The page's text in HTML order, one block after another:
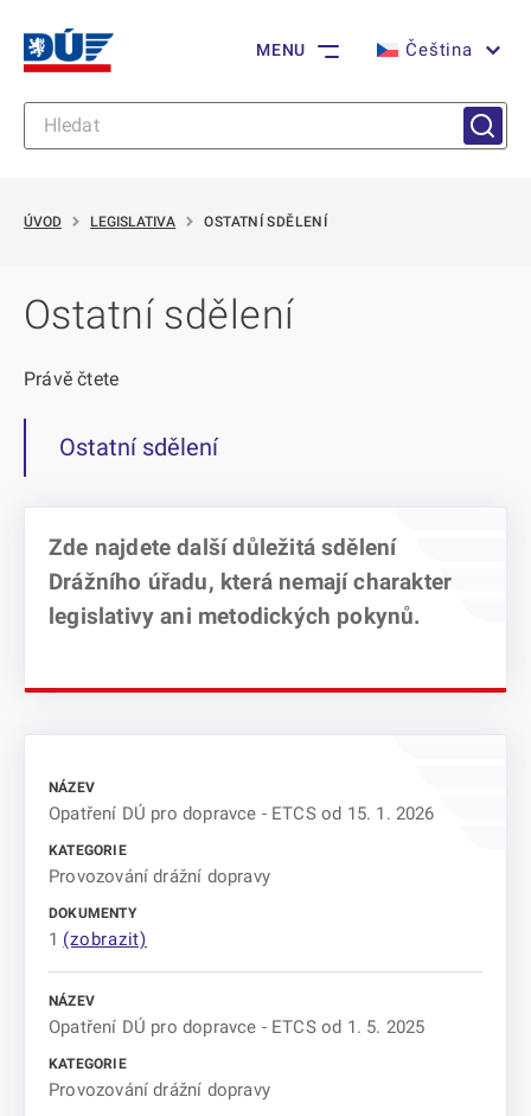
MENU Čeština
ÚVOD LEGISLATIVA OSTATNÍ SDĚLENÍ
Ostatní sdělení
Zde najdete další důležitá sdělení
Drážního úřadu, která nemají charakter
legislativy ani metodických pokynů.
Opatření DÚ pro dopravce - ETCS od 15. 1. 2026
Provozování drážní dopravy
1 (zobrazit)
Opatření DÚ pro dopravce - ETCS od 1. 5. 2025
Provozování drážní dopravy
Právě čtete
Ostatní sdělení